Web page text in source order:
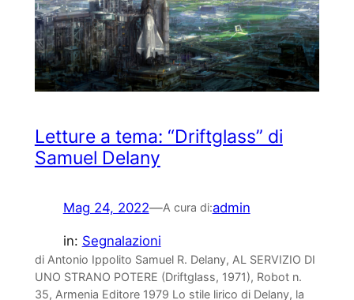
Letture a tema: “Driftglass” di
Samuel Delany
Mag 24, 2022—A cura di:admin
in: Segnalazioni
di Antonio Ippolito Samuel R. Delany, AL SERVIZIO DI
UNO STRANO POTERE (Driftglass, 1971), Robot n.
35, Armenia Editore 1979 Lo stile lirico di Delany, la